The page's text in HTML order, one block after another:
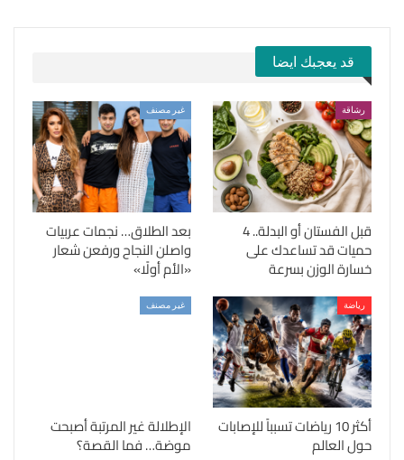
قد يعجبك ايضا
رشاقة
قبل الفستان أو البدلة.. 4
حميات قد تساعدك على
خسارة الوزن بسرعة
غير مصنف
بعد الطلاق… نجمات عربيات
واصلن النجاح ورفعن شعار
«الأم أولًا»
رياضة
أكثر 10 رياضات تسبباً للإصابات
حول العالم
غير مصنف
الإطلالة غير المرتبة أصبحت
موضة… فما القصة؟